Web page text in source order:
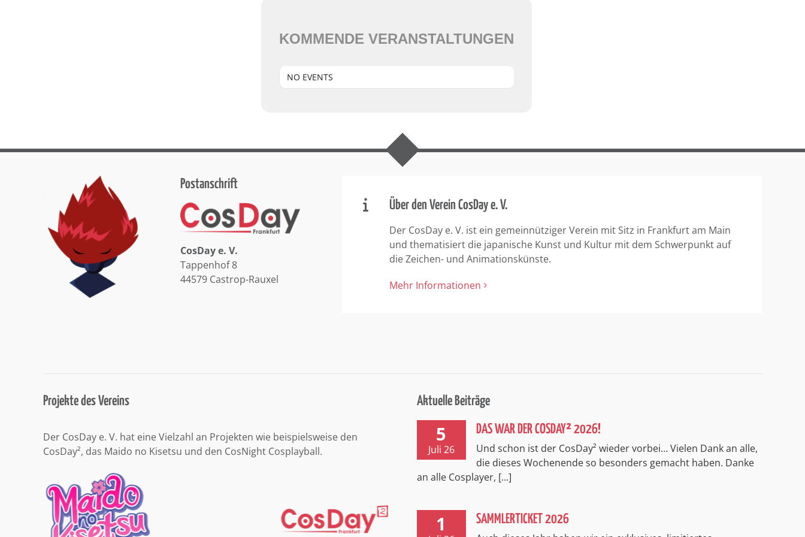
KOMMENDE VERANSTALTUNGEN
NO EVENTS
Postanschrift
CosDay e. V.
Tappenhof 8
44579 Castrop-Rauxel
Über den Verein CosDay e. V.
Der CosDay e. V. ist ein gemeinnütziger Verein mit Sitz in Frankfurt am Main
und thematisiert die japanische Kunst und Kultur mit dem Schwerpunkt auf
die Zeichen- und Animationskünste.
Mehr Informationen
Projekte des Vereins
Der CosDay e. V. hat eine Vielzahl an Projekten wie beispielsweise den
CosDay², das Maido no Kisetsu und den CosNight Cosplayball.
Aktuelle Beiträge
5
Juli 26
DAS WAR DER COSDAY² 2026!
Und schon ist der CosDay² wieder vorbei… Vielen Dank an alle,
die dieses Wochenende so besonders gemacht haben. Danke
an alle Cosplayer, [...]
1 SAMMLERTICKET 2026